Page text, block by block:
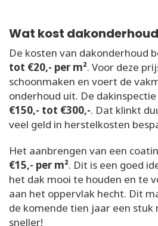
Wat kost
De kosten van dakonderhoud
tot €20,- per m². Voor deze
schoonmaken en voert de
onderhoud uit. De
€150,- tot €300,-. Dat klinkt
veel geld in herstelkosten
Het aanbrengen van een
€15,- per m². Dit is een goed
het dak mooi te houden en te
aan het oppervlak hecht. Dit
de komende tien jaar een stuk
sneller!